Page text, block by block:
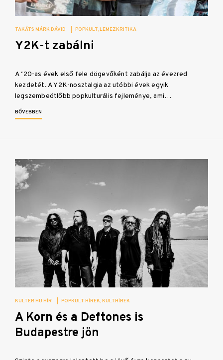
TAKÁTS MÁRK DÁVID POPKULT LEMEZKRITIKA
Y2K-t zabálni
A ‘20-as évek első fele dögevőként zabálja az évezred
kezdetét. A Y2K-nosztalgia az utóbbi évek egyik
legszembeötlőbb popkulturális fejleménye, ami…
BŐVEBBEN
KULTER.HU HÍR POPKULT HÍREK KULTHÍREK
A Korn és a Deftones is
Budapestre jön